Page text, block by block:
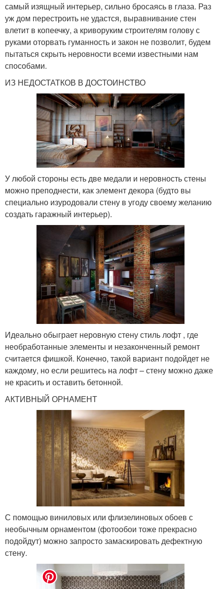
самый изящный интерьер, сильно бросаясь в глаза. Раз
уж дом перестроить не удастся, выравнивание стен
влетит в копеечку, а криворуким строителям голову с
руками оторвать гуманность и закон не позволит, будем
пытаться скрыть неровности всеми известными нам
способами.
ИЗ НЕДОСТАТКОВ В ДОСТОИНСТВО
У любой стороны есть две медали и неровность стены
можно преподнести, как элемент декора (будто вы
специально изуродовали стену в угоду своему желанию
создать гаражный интерьер).
Идеально обыграет неровную стену стиль лофт , где
необработанные элементы и незаконченный ремонт
считается фишкой. Конечно, такой вариант подойдет не
каждому, но если решитесь на лофт – стену можно даже
не красить и оставить бетонной.
АКТИВНЫЙ ОРНАМЕНТ
С помощью виниловых или флизелиновых обоев с
необычным орнаментом (фотообои тоже прекрасно
подойдут) можно запросто замаскировать дефектную
стену.